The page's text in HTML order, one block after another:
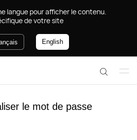
langue pour afficher le contenu
de votre site
English
Ou
le mot de passe